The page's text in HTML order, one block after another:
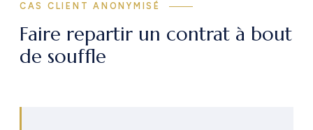
CAS CLIENT ANONYMISÉ
Faire repartir un contrat à bout
de souffle